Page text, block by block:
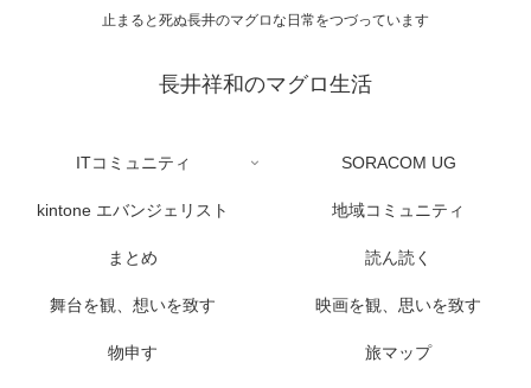
止まると死ぬ長井のマグロな日常をつづっています
長井祥和のマグロ生活
ITコミュニティ SORACOM UG
kintone エバンジェリスト 地域コミュニティ
まとめ 読ん読く
舞台を観、想いを致す 映画を観、思いを致す
物申す 旅マップ